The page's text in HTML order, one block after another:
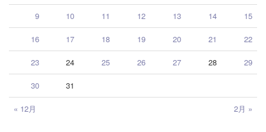
« 12月 2月 »
9 10 11 12 13 14 15
16 17 18 19 20 21 22
23 24 25 26 27 28 29
30 31